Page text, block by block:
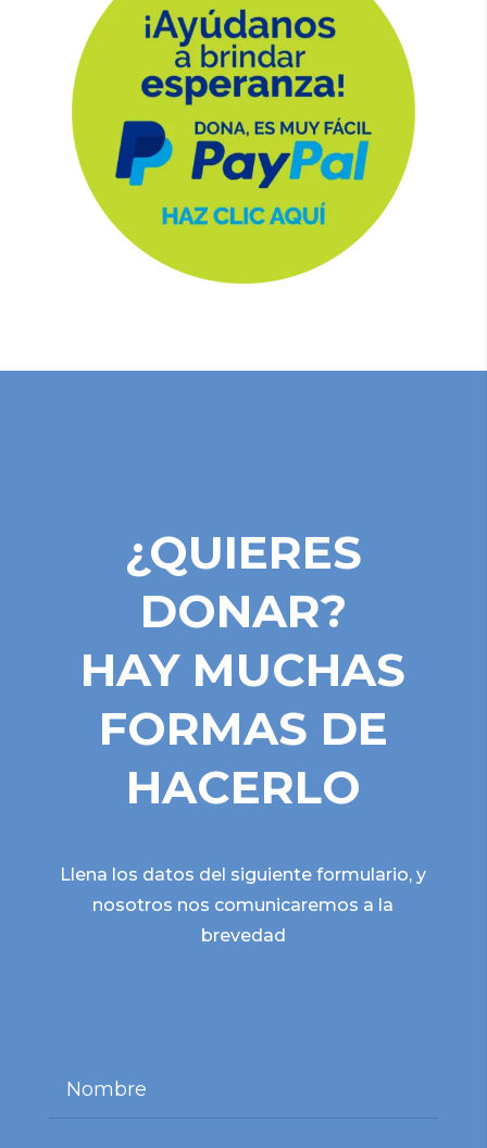
¿QUIERES
DONAR?
HAY MUCHAS
FORMAS DE
HACERLO
Llena los datos del siguiente formulario, y
nosotros nos comunicaremos a la
brevedad